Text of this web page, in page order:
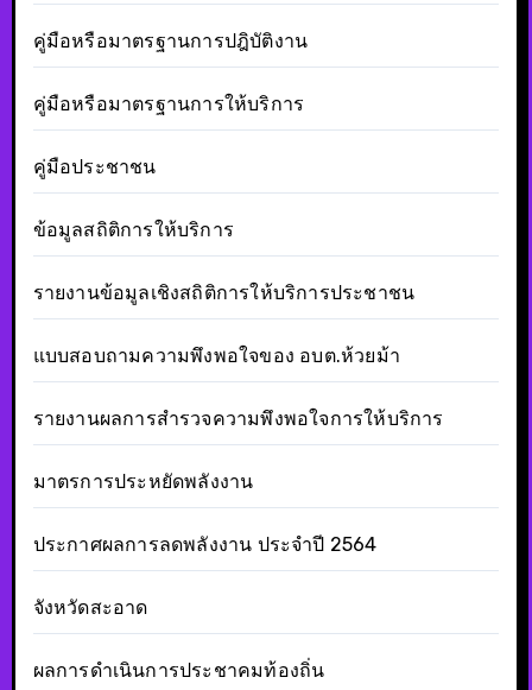
คู่มือหรือมาตรฐานการปฎิบัติงาน
คู่มือหรือมาตรฐานการให้บริการ
คู่มือประชาชน
ข้อมูลสถิติการให้บริการ
รายงานข้อมูลเชิงสถิติการให้บริการประชาชน
แบบสอบถามความพึงพอใจของ อบต.ห้วยม้า
รายงานผลการสำรวจความพึงพอใจการให้บริการ
มาตรการประหยัดพลังงาน
ประกาศผลการลดพลังงาน ประจำปี 2564
จังหวัดสะอาด
ผลการดำเนินการประชาคมท้องถิ่น